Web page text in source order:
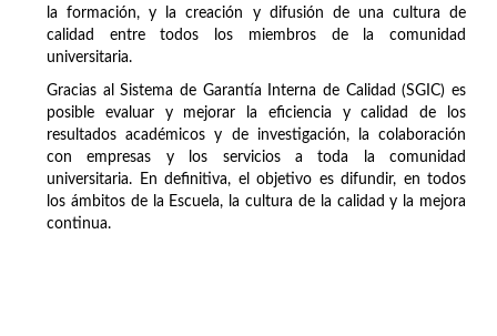
la formación, y la creación y difusión de una cultura de
calidad entre todos los miembros de la comunidad
universitaria.
Gracias al Sistema de Garantía Interna de Calidad (SGIC) es
posible evaluar y mejorar la eficiencia y calidad de los
resultados académicos y de investigación, la colaboración
con empresas y los servicios a toda la comunidad
universitaria. En definitiva, el objetivo es difundir, en todos
los ámbitos de la Escuela, la cultura de la calidad y la mejora
continua.